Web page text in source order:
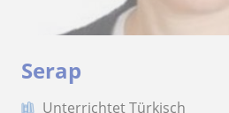
Serap
Unterrichtet Türkisch